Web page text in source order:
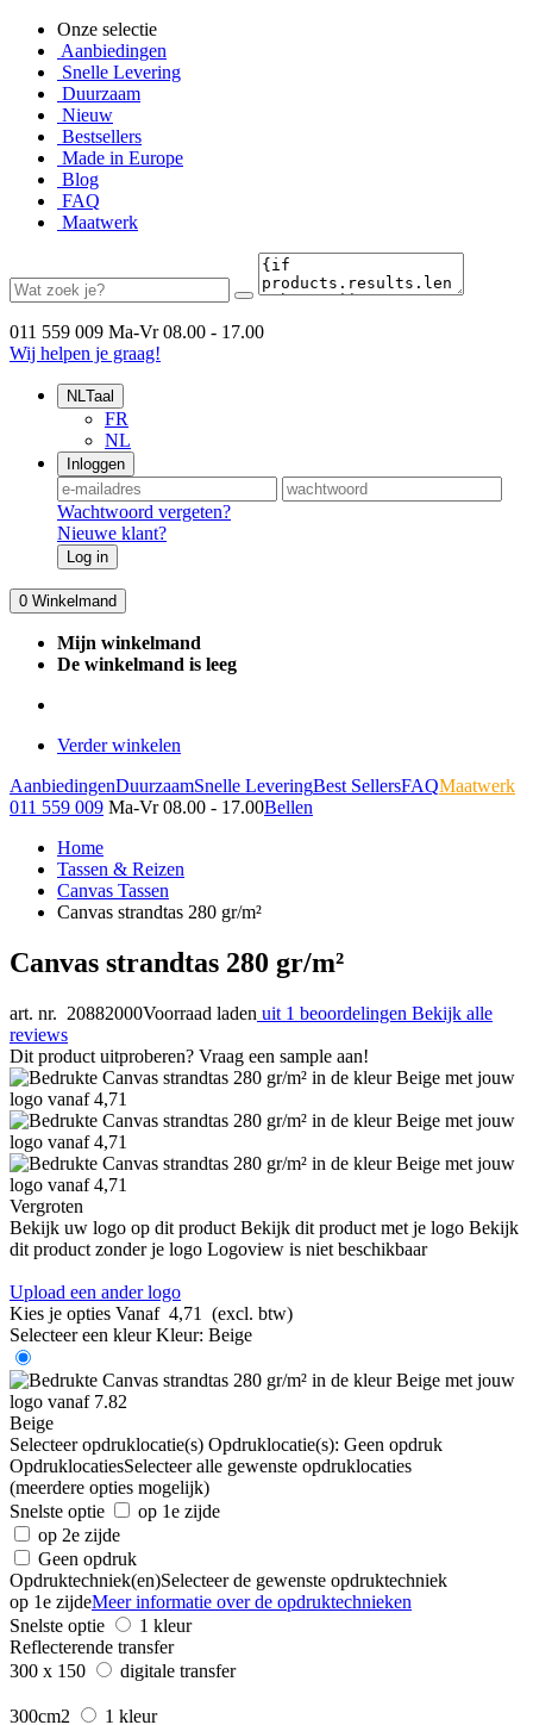
Onze selectie
Aanbiedingen
Snelle Levering
Duurzaam
Nieuw
Bestsellers
Made in Europe
Blog
FAQ
Maatwerk
011 559 009 Ma-Vr 08.00 - 17.00
Wij helpen je graag!
NLTaal
FR
NL
Inloggen
Wachtwoord vergeten?
Nieuwe klant?
Log in
0 Winkelmand
Mijn winkelmand
De winkelmand is leeg
Verder winkelen
AanbiedingenDuurzaamSnelle LeveringBest SellersFAQMaatwerk
011 559 009 Ma-Vr 08.00 - 17.00Bellen
Home
Tassen & Reizen
Canvas Tassen
Canvas strandtas 280 gr/m²
Canvas strandtas 280 gr/m²
art. nr. 20882000Voorraad laden uit 1 beoordelingen Bekijk alle
reviews
Dit product uitproberen? Vraag een sample aan!
Vergroten
Bekijk uw logo op dit product Bekijk dit product met je logo Bekijk
dit product zonder je logo Logoview is niet beschikbaar
Upload een ander logo
Kies je opties Vanaf 4,71
(excl. btw)
Selecteer een kleur Kleur: Beige
Beige
Selecteer opdruklocatie(s) Opdruklocatie(s): Geen opdruk
OpdruklocatiesSelecteer alle gewenste opdruklocaties
(meerdere opties mogelijk)
Snelste optie
op 1e zijde
op 2e zijde
Geen opdruk
Opdruktechniek(en)Selecteer de gewenste opdruktechniek
op 1e zijdeMeer informatie over de opdruktechnieken
Snelste optie
1 kleur
Reflecterende transfer
300 x 150
digitale transfer
300cm2 1 kleur